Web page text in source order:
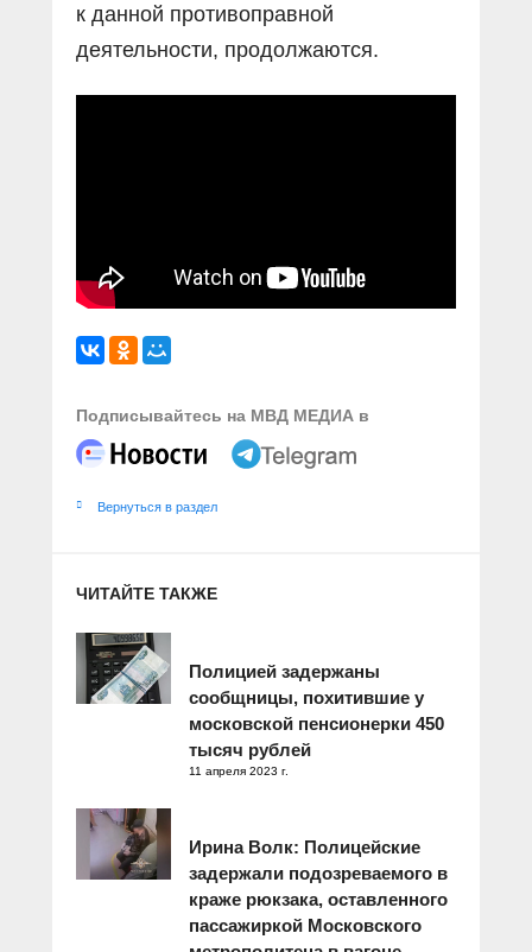
к данной противоправной
деятельности, продолжаются.
Подписывайтесь на МВД МЕДИА в
Вернуться в раздел
ЧИТАЙТЕ ТАКЖЕ
Полицией задержаны
сообщницы, похитившие у
московской пенсионерки 450
тысяч рублей
11 апреля 2023 г.
Ирина Волк: Полицейские
задержали подозреваемого в
краже рюкзака, оставленного
пассажиркой Московского